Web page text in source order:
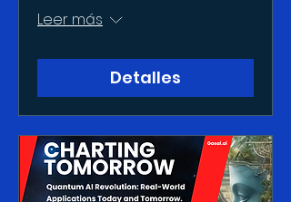
Leer más
Detalles